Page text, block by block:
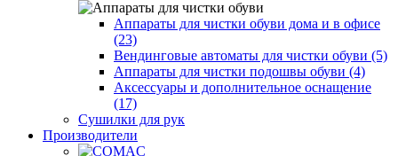
Аппараты для чистки обуви дома и в офисе
(23)
Вендинговые автоматы для чистки обуви (5)
Аппараты для чистки подошвы обуви (4)
Аксессуары и дополнительное оснащение
(17)
Сушилки для рук
Производители